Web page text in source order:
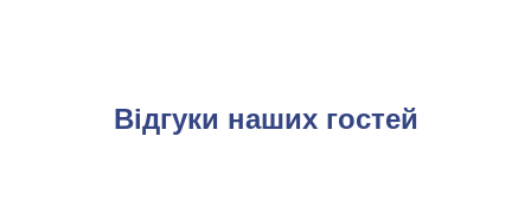
Відгуки наших гостей